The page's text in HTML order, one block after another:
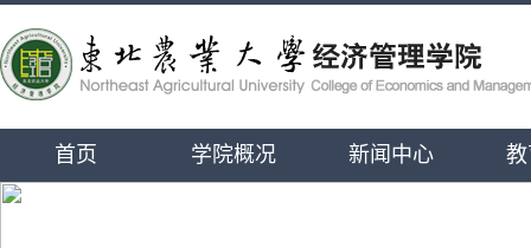
首页 学院概况 新闻中心